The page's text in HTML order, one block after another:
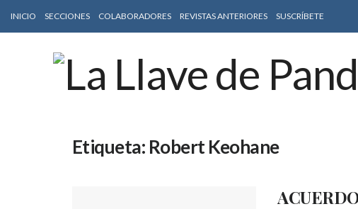
INICIO SECCIONES COLABORADORES REVISTAS ANTERIORES SUSCRÍBETE
Etiqueta: Robert Keohane